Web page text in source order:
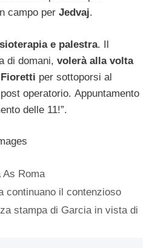
campo per Jedvaj.
e palestra. Il
di domani, volerà alla volta
per sottoporsi al
operatorio. Appuntamento
delle 11!”.
As Roma
continuano il contenzioso
stampa di Garcia in vista di